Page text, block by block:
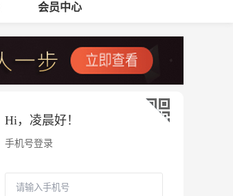
会员中心
Hi， 凌晨好！
手机号登录